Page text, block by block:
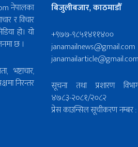
नेपालका
र विचार
हो। यो
छ ।
भष्टाचार,
निरन्तर
बिजुलीबजार, काठमाडौँ
+९७७-९८५१४११४००
janamailnews@gmail.com
janamailarticle@gmail.com
सूचना तथा प्रशारण
४७८३-२०८१/२०८२
प्रेस काउन्सिल सूचीकरण